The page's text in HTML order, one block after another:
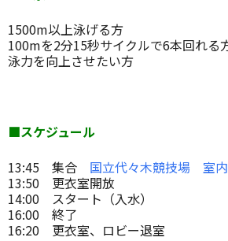
1500m以上泳げる方
100mを2分15秒サイクルで6本回れる
泳力を向上させたい方
■スケジュール
13:45 集合 国立代々木競技場 室
13:50 更衣室開放
14:00 スタート（入水）
16:00 終了
16:20 更衣室、ロビー退室